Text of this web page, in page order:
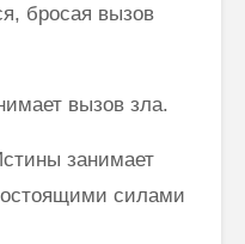
бросая вызов
вызов зла.
занимает
силами